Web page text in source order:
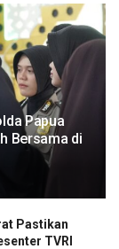
Papua
Bersama di
Pastikan
TVRI